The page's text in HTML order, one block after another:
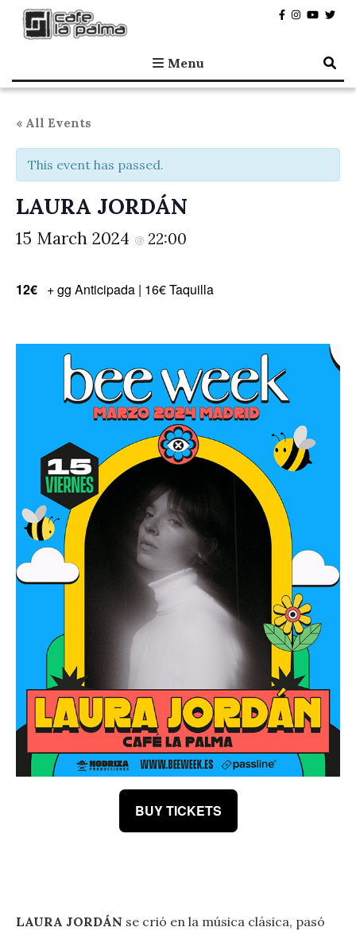
Café la Palma
Programming live music in Madrid since 1995.
Menu
« All Events
This event has passed.
LAURA JORDÁN
15 March 2024 @ 22:00
12€ + gg Anticipada | 16€ Taquilla
BUY TICKETS
LAURA JORDÁN se crió en la música clásica, pasó